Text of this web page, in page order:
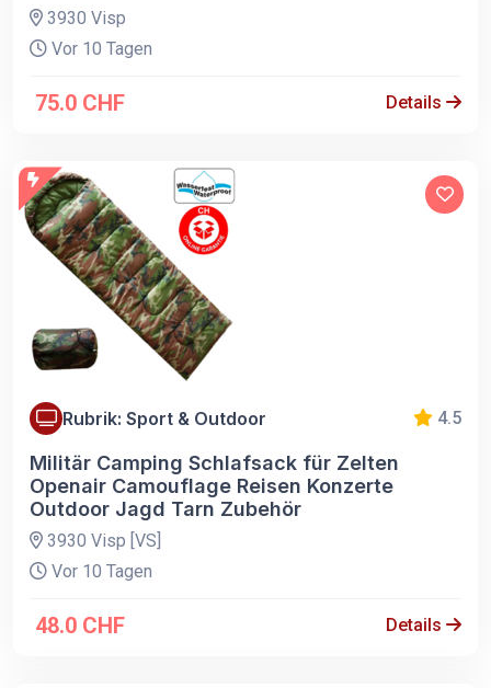
3930 Visp
Vor 10 Tagen
75.0 CHF Details
Rubrik: Sport & Outdoor 4.5
Militär Camping Schlafsack für Zelten
Openair Camouflage Reisen Konzerte
Outdoor Jagd Tarn Zubehör
3930 Visp [VS]
Vor 10 Tagen
48.0 CHF Details